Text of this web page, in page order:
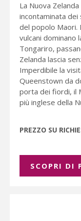
La Nuova
incontaminata dei
del popolo Maori.
vulcani dominano
Tongariro,
Zelanda lascia
Imperdibile la
Queenstown da
porta dei fiordi, il
più inglese della
PREZZO SU
SCOPRI DI